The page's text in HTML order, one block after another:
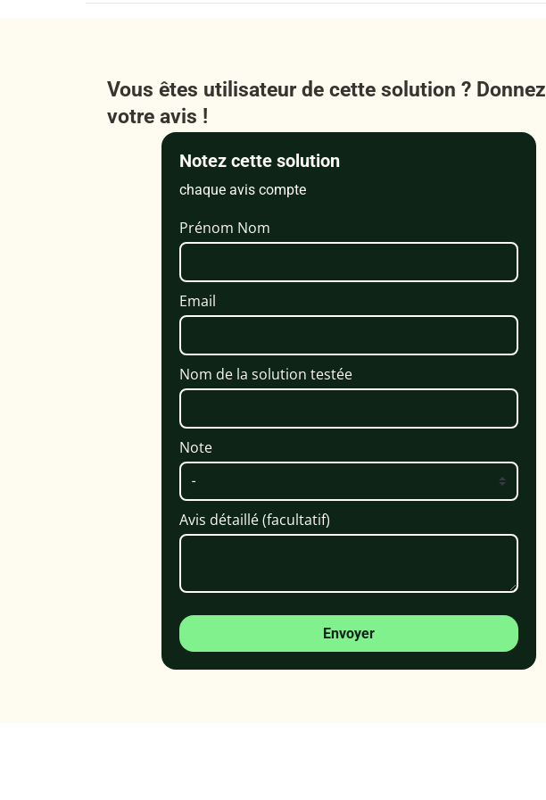
Vous êtes utilisateur de cette solution ? Donnez
votre avis !
Notez cette solution
chaque avis compte
Prénom Nom
Email
Nom de la solution testée
Note
Avis détaillé (facultatif)
Envoyer